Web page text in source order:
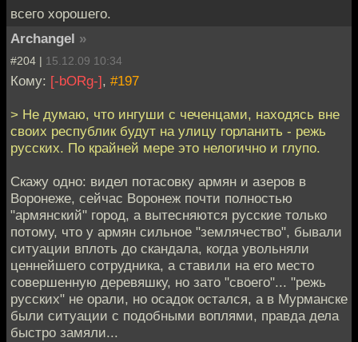
всего хорошего.
Archangel »
#204 | 15.12.09 10:34
Кому: [-bORg-], #197
> Не думаю, что ингуши с чеченцами, находясь вне
своих республик будут на улицу горланить - режь
русских. По крайней мере это нелогично и глупо.
Скажу одно: видел потасовку армян и азеров в
Воронеже, сейчас Воронеж почти полностью
"армянский" город, а вытесняются русские только
потому, что у армян сильное "землячество", бывали
ситуации вплоть до скандала, когда увольняли
ценнейшего сотрудника, а ставили на его место
совершенную деревяшку, но зато "своего"... "режь
русских" не орали, но осадок остался, а в Мурманске
были ситуации с подобными воплями, правда дела
быстро замяли...